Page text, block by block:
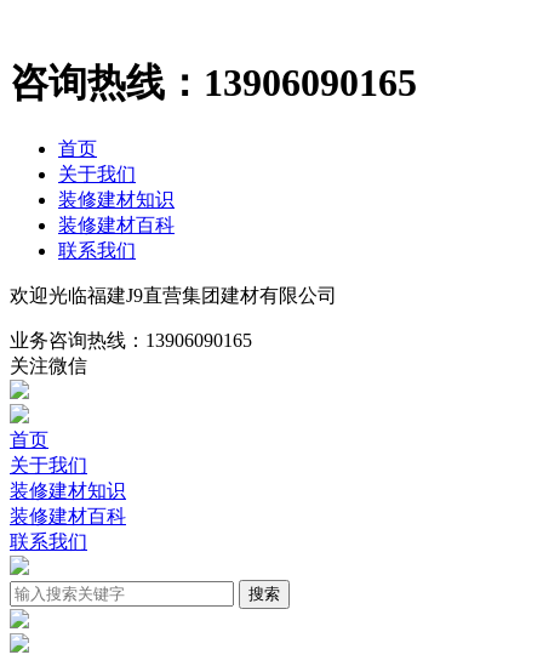
咨询热线： 13906090165
首页
关于我们
装修建材知识
装修建材百科
联系我们
欢迎光临福建J9直营集团建材有限公司
业务咨询热线： 13906090165
关注微信
首页
关于我们
装修建材知识
装修建材百科
联系我们